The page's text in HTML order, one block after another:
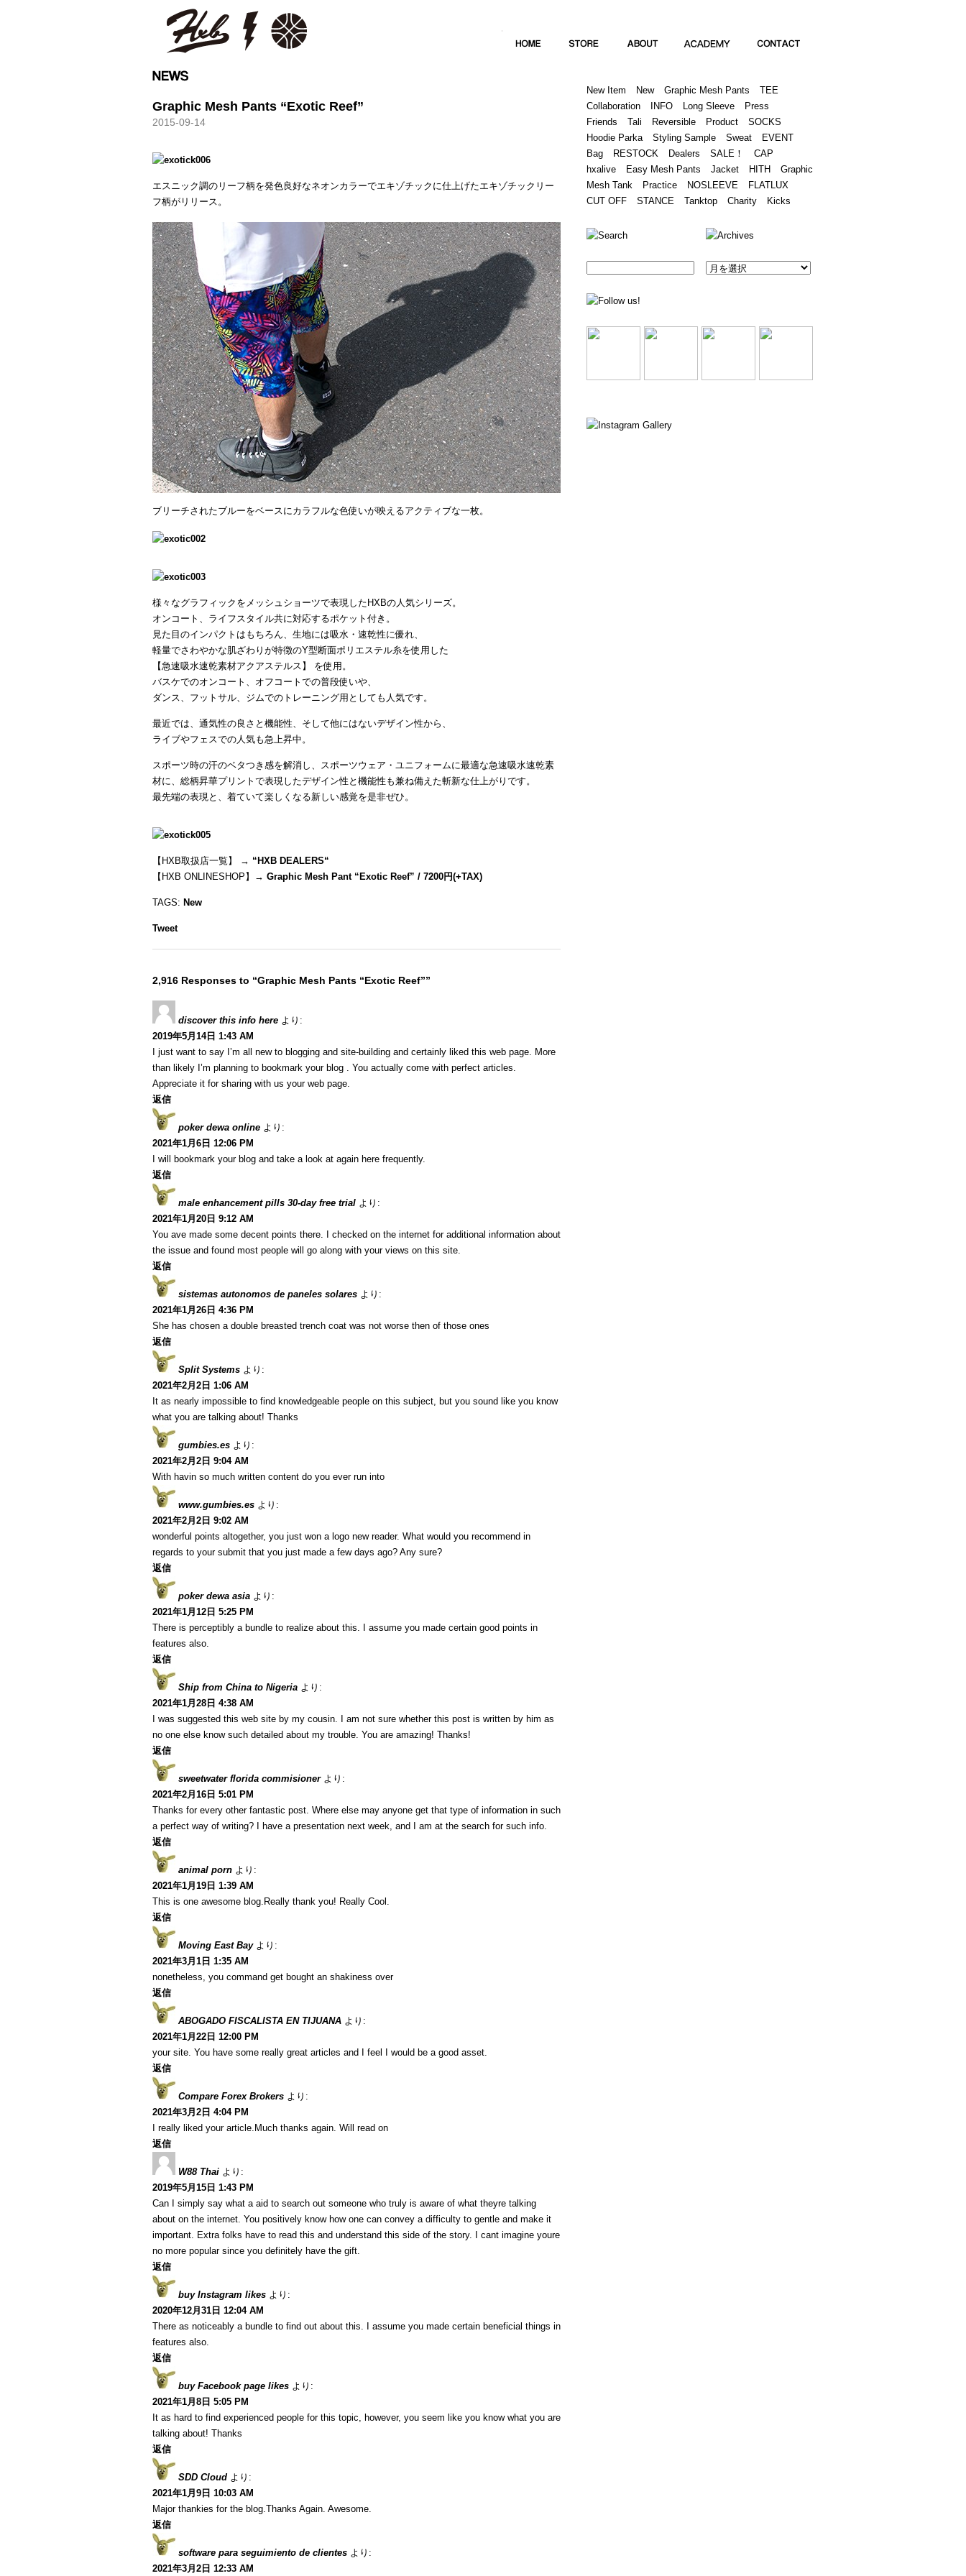
Graphic Mesh Pants “Exotic Reef”
2015-09-14
エスニック調のリーフ柄を発色良好なネオンカラーでエキゾチックに仕上げたエキゾチックリー
フ柄がリリース。
ブリーチされたブルーをベースにカラフルな色使いが映えるアクティブな一枚。
様々なグラフィックをメッシュショーツで表現したHXBの人気シリーズ。
オンコート、ライフスタイル共に対応するポケット付き。
見た目のインパクトはもちろん、生地には吸水・速乾性に優れ、
軽量でさわやかな肌ざわりが特徴のY型断面ポリエステル糸を使用した
【急速吸水速乾素材アクアステルス】 を使用。
バスケでのオンコート、オフコートでの普段使いや、
ダンス、フットサル、ジムでのトレーニング用としても人気です。
最近では、通気性の良さと機能性、そして他にはないデザイン性から、
ライブやフェスでの人気も急上昇中。
スポーツ時の汗のベタつき感を解消し、スポーツウェア・ユニフォームに最適な急速吸水速乾素
材に、総柄昇華プリントで表現したデザイン性と機能性も兼ね備えた斬新な仕上がりです。
最先端の表現と、着ていて楽しくなる新しい感覚を是非ぜひ。
【HXB取扱店一覧】 → “ HXB DEALERS“
【HXB ONLINESHOP】→ Graphic Mesh Pant “Exotic Reef” / 7200円(+TAX)
TAGS: New
Tweet
2,916 Responses to “Graphic Mesh Pants “Exotic Reef””
discover this info here より:
2019年5月14日 1:43 AM
I just want to say I’m all new to blogging and site-building and certainly liked this web page. More
than likely I’m planning to bookmark your blog . You actually come with perfect articles.
Appreciate it for sharing with us your web page.
返信
poker dewa online より:
2021年1月6日 12:06 PM
I will bookmark your blog and take a look at again here frequently.
返信
male enhancement pills 30-day free trial より:
2021年1月20日 9:12 AM
You ave made some decent points there. I checked on the internet for additional information about
the issue and found most people will go along with your views on this site.
返信
sistemas autonomos de paneles solares より:
2021年1月26日 4:36 PM
She has chosen a double breasted trench coat was not worse then of those ones
返信
Split Systems より:
2021年2月2日 1:06 AM
It as nearly impossible to find knowledgeable people on this subject, but you sound like you know
what you are talking about! Thanks
gumbies.es より:
2021年2月2日 9:04 AM
With havin so much written content do you ever run into
www.gumbies.es より:
2021年2月2日 9:02 AM
wonderful points altogether, you just won a logo new reader. What would you recommend in
regards to your submit that you just made a few days ago? Any sure?
返信
poker dewa asia より:
2021年1月12日 5:25 PM
There is perceptibly a bundle to realize about this. I assume you made certain good points in
features also.
返信
Ship from China to Nigeria より:
2021年1月28日 4:38 AM
I was suggested this web site by my cousin. I am not sure whether this post is written by him as
no one else know such detailed about my trouble. You are amazing! Thanks!
返信
sweetwater florida commisioner より:
2021年2月16日 5:01 PM
Thanks for every other fantastic post. Where else may anyone get that type of information in such
a perfect way of writing? I have a presentation next week, and I am at the search for such info.
返信
animal porn より:
2021年1月19日 1:39 AM
This is one awesome blog.Really thank you! Really Cool.
返信
Moving East Bay より:
2021年3月1日 1:35 AM
nonetheless, you command get bought an shakiness over
返信
ABOGADO FISCALISTA EN TIJUANA より:
2021年1月22日 12:00 PM
your site. You have some really great articles and I feel I would be a good asset.
返信
Compare Forex Brokers より:
2021年3月2日 4:04 PM
I really liked your article.Much thanks again. Will read on
返信
W88 Thai より:
2019年5月15日 1:43 PM
Can I simply say what a aid to search out someone who truly is aware of what theyre talking
about on the internet. You positively know how one can convey a difficulty to gentle and make it
important. Extra folks have to read this and understand this side of the story. I cant imagine youre
no more popular since you definitely have the gift.
返信
buy Instagram likes より:
2020年12月31日 12:04 AM
There as noticeably a bundle to find out about this. I assume you made certain beneficial things in
features also.
返信
buy Facebook page likes より:
2021年1月8日 5:05 PM
It as hard to find experienced people for this topic, however, you seem like you know what you are
talking about! Thanks
返信
SDD Cloud より:
2021年1月9日 10:03 AM
Major thankies for the blog.Thanks Again. Awesome.
返信
software para seguimiento de clientes より:
2021年3月2日 12:33 AM
New Item New Graphic Mesh Pants
TEE
Collaboration
INFO Long Sleeve
Press
Friends
Tali Reversible Product
SOCKS
Hoodie Parka
Styling Sample Sweat
EVENT
Bag
RESTOCK Dealers SALE！
CAP
hxalive
Easy Mesh Pants Jacket HITH
Graphic
Mesh Tank
Practice NOSLEEVE
FLATLUX
CUT OFF
STANCE Tanktop Charity Kicks